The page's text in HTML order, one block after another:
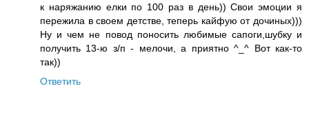
к наряжанию елки по 100 раз в день)) Свои эмоции я
пережила в своем детстве, теперь кайфую от дочиных)))
Ну и чем не повод поносить любимые сапоги,шубку и
получить 13-ю з/п - мелочи, а приятно ^_^ Вот как-то
так))
Ответить